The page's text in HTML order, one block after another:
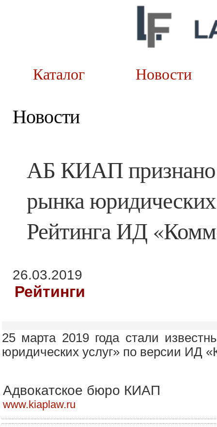
Каталог
Новости
АБ КИАП признано
рынка
Рейтинга ИД
26.03.2019
Рейтинги
25 марта 2019 года стали
юридических услуг» по версии ИД
Адвокатское бюро КИАП
www.kiaplaw.ru